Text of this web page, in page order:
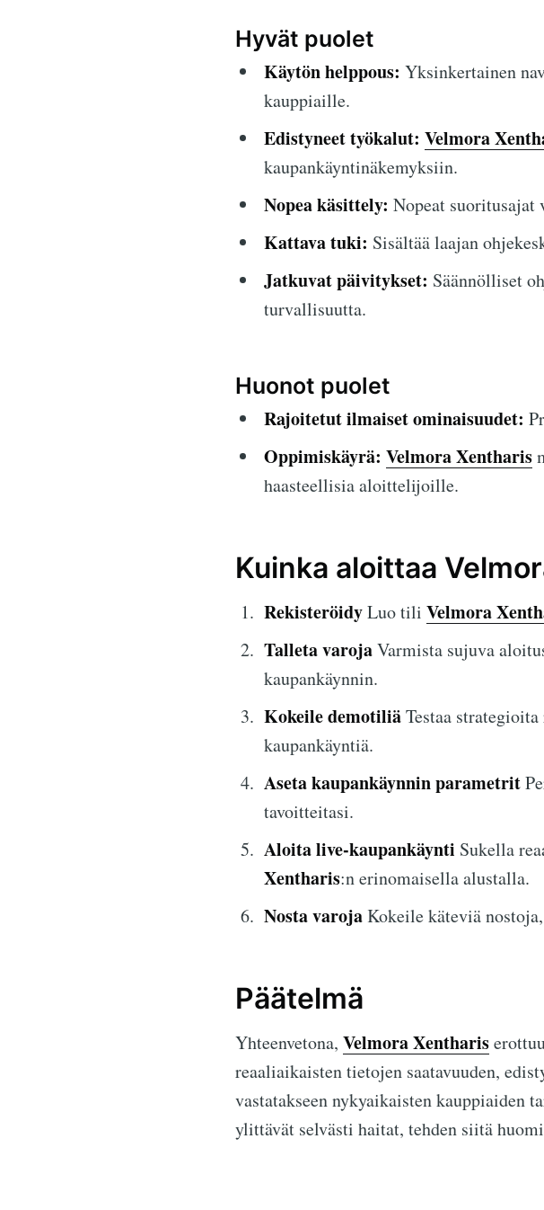
Hyvät puolet
Käytön helppous: Yksinkertainen
kauppiaille.
Edistyneet työkalut: Velmora
kaupankäyntinäkemyksiin.
Nopea käsittely: Nopeat suoritusajat
Kattava tuki: Sisältää laajan
Jatkuvat päivitykset: Säännölliset
turvallisuutta.
Huonot puolet
Rajoitetut ilmaiset ominaisuudet:
Oppimiskäyrä: Velmora Xentharis
haasteellisia aloittelijoille.
Kuinka aloittaa
RekisteröidyLuo tili Velmora
Talleta varojaVarmista sujuva
kaupankäynnin.
Kokeile demotiliäTestaa
kaupankäyntiä.
Aseta kaupankäynnin parametrit
tavoitteitasi.
Aloita live-kaupankäynti Sukella
Xentharis:n erinomaisella alustalla.
Nosta varojaKokeile käteviä
Päätelmä
Yhteenvetona, Velmora Xentharis
reaaliaikaisten tietojen saatavuuden,
vastatakseen nykyaikaisten kauppiaiden
ylittävät selvästi haitat, tehden siitä